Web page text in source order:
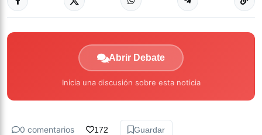
Abrir Debate
Inicia una discusión sobre esta noticia
0 comentarios 172 Guardar